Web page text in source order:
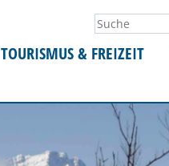
TOURISMUS & FREIZEIT